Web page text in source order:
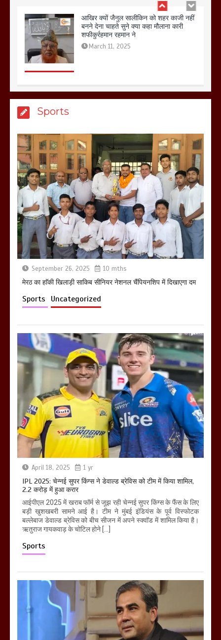
आखिर क्यों जैनुल सालीकिन को शहर काजी नहीं
बनने देना चाहते सुने क्या कहा मौलाना कारी
शफीकुर्रहमान रहमान ने
March 11, 2025
मेरठ सुराजकुंड शमशान घाट में चिता से अस्थि
उठाकर खाते कुत्ते का वीडियो इंटरनेट पर जमकर
हो रहा वायरल
March 6, 2025
होलिका रखने पर लात मार कर होलिका को किया
तहस नहस,मोहल्ले वालों के साथ की गई गाली
खराबा,
March 11, 2025
Sports
September 26, 2025 10 mths
मेरठ का हाॅकी खिलाड़ी साकिब सीनियर नेशनल चैंपियनशिप में दिखाएगा दम
Sports Uncategorized
April 18, 2025 1 yr
IPL 2025: चेन्नई सुपर किंग्स ने डेवाल्ड ब्रेविस को टीम में किया शामिल,
2.2 करोड़ में हुआ करार
आईपीएल 2025 में खराब फॉर्म से जूझ रही चेन्नई सुपर किंग्स के फैंस के लिए
बड़ी खुशखबरी सामने आई है। टीम ने मुंबई इंडियंस के पूर्व विस्फोटक
बल्लेबाज डेवाल्ड ब्रेविस को बीच सीजन में अपने स्क्वॉड में शामिल किया है।
ऋतुराज गायकवाड़ के चोटिल होने […]
Sports